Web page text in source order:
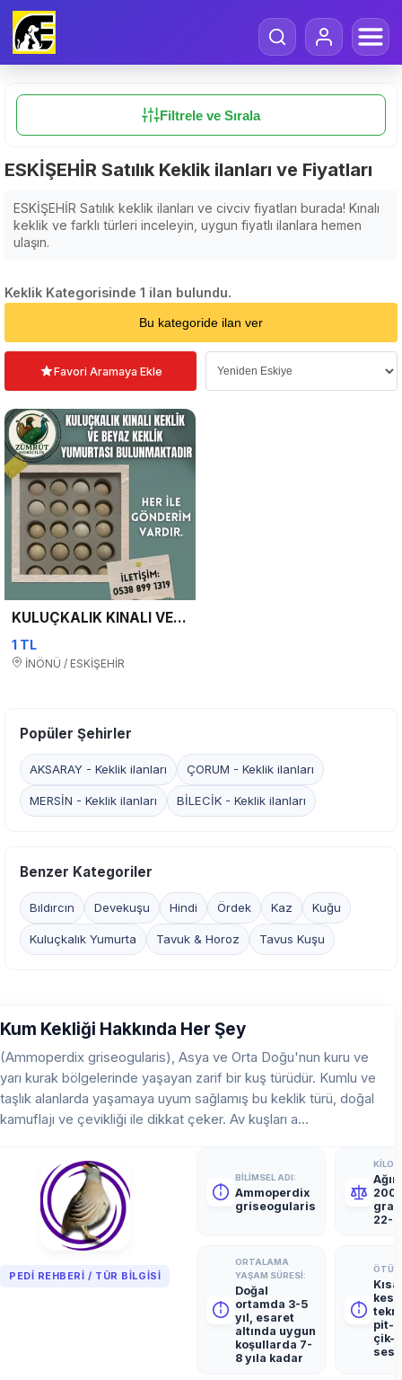
Filtrele ve Sırala
ESKİŞEHİR Satılık Keklik ilanları ve Fiyatları
ESKİŞEHİR Satılık keklik ilanları ve civciv fiyatları burada! Kınalı
keklik ve farklı türleri inceleyin, uygun fiyatlı ilanlara hemen
ulaşın.
Keklik Kategorisinde 1 ilan bulundu.
Bu kategoride ilan ver
Favori Aramaya Ekle
KULUÇKALIK KINALI VE BEYAZ KEKLİK YUMURTASI
1 TL
İNÖNÜ / ESKİŞEHİR
Popüler Şehirler
AKSARAY - Keklik ilanları ÇORUM - Keklik ilanları
MERSİN - Keklik ilanları BİLECİK - Keklik ilanları
Benzer Kategoriler
Bıldırcın Devekuşu Hindi Ördek Kaz Kuğu
Kuluçkalık Yumurta Tavuk & Horoz Tavus Kuşu
Kum Kekliği Hakkında Her Şey
(Ammoperdix griseogularis), Asya ve Orta Doğu'nun kuru ve
yarı kurak bölgelerinde yaşayan zarif bir kuş türüdür. Kumlu ve
taşlık alanlarda yaşamaya uyum sağlamış bu keklik türü, doğal
kamuflajı ve çevikliği ile dikkat çeker. Av kuşları a...
PEDI REHBERI / TÜR BILGISI
BILIMSEL ADI:
Ammoperdix
griseogularis
KILO
22-
ORTALAMA
YAŞAM SÜRESI:
Doğal
ortamda 3-5
yıl, esaret
altında uygun
koşullarda 7-
8 yıla kadar
ÖTÜM
pit-
çik-